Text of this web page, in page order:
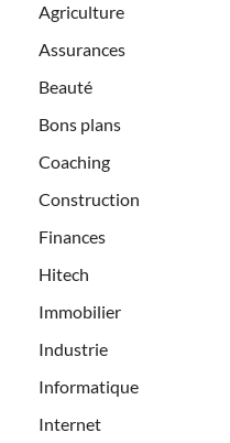
Agriculture
Assurances
Beauté
Bons plans
Coaching
Construction
Finances
Hitech
Immobilier
Industrie
Informatique
Internet